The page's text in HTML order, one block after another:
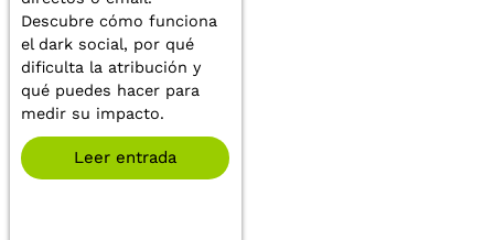
Descubre cómo funciona
el dark social, por qué
dificulta la atribución y
qué puedes hacer para
medir su impacto.
Leer entrada